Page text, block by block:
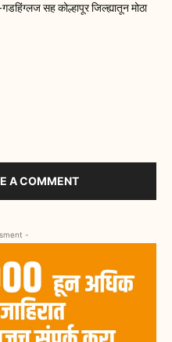
सह कोल्हापूर जिल्ह्यातून मोठा
A COMMENT
-